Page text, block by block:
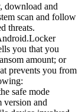
download and
scan and follow
threats.
you that you
amount; or
prevents you from
safe mode
version and